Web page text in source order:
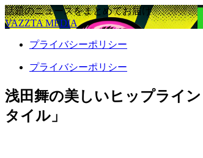
話題のニュースをまとめてお届け
VAZZTA MEDIA
プライバシーポリシー
プライバシーポリシー
浅田舞の美しいヒップライ
タイル」